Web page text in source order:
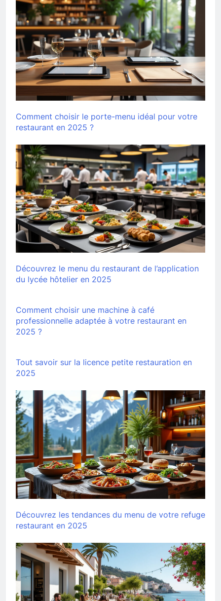
Comment choisir le porte-menu idéal pour votre
restaurant en 2025 ?
Découvrez le menu du restaurant de l’application
du lycée hôtelier en 2025
Comment choisir une machine à café
professionnelle adaptée à votre restaurant en
2025 ?
Tout savoir sur la licence petite restauration en
2025
Découvrez les tendances du menu de votre refuge
restaurant en 2025